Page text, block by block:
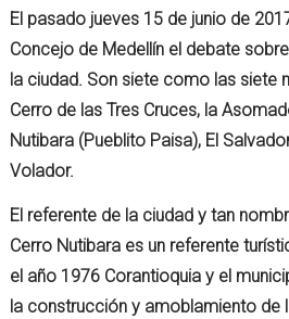
El pasado jueves 15 de junio de
Concejo de Medellín el debate
la ciudad. Son siete como las siete
Cerro de las Tres Cruces, la
Nutibara (Pueblito Paisa), El
Volador.
El referente de la ciudad y tan
Cerro Nutibara es un referente
el año 1976 Corantioquia y el
la construcción y amoblamiento de